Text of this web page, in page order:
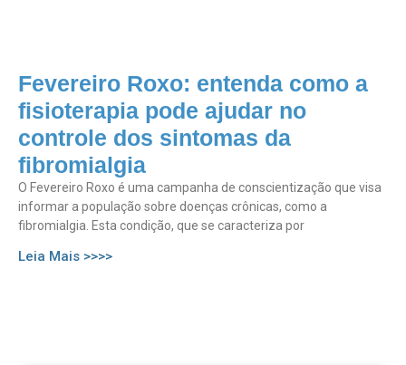
Fevereiro Roxo: entenda como a
fisioterapia pode ajudar no
controle dos sintomas da
fibromialgia
O Fevereiro Roxo é uma campanha de conscientização que visa
informar a população sobre doenças crônicas, como a
fibromialgia. Esta condição, que se caracteriza por
Leia Mais >>>>